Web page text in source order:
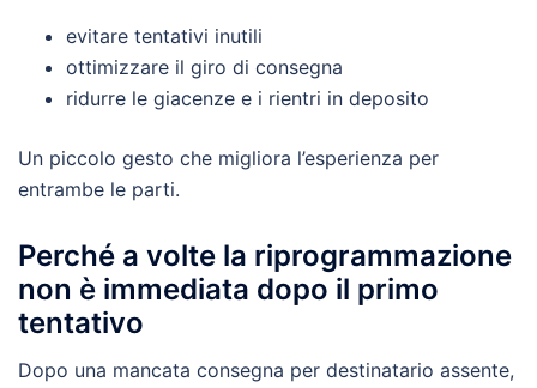
evitare tentativi inutili
ottimizzare il giro di consegna
ridurre le giacenze e i rientri in deposito
Un piccolo gesto che migliora l’esperienza per
entrambe le parti.
Perché a volte la riprogrammazione
non è immediata dopo il primo
tentativo
Dopo una mancata consegna per destinatario assente,